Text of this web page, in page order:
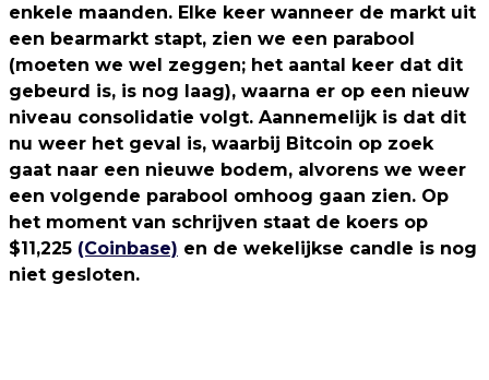
enkele maanden. Elke keer wanneer de markt uit
een bearmarkt stapt, zien we een parabool
(moeten we wel zeggen; het aantal keer dat dit
gebeurd is, is nog laag), waarna er op een nieuw
niveau consolidatie volgt. Aannemelijk is dat dit
nu weer het geval is, waarbij Bitcoin op zoek
gaat naar een nieuwe bodem, alvorens we weer
een volgende parabool omhoog gaan zien. Op
het moment van schrijven staat de koers op
$11,225 (Coinbase) en de wekelijkse candle is nog
niet gesloten.